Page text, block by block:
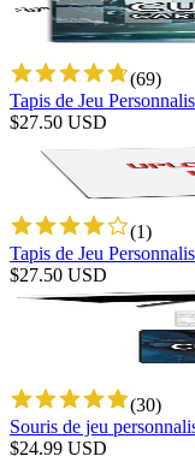
(69)
Tapis de Jeu
$27.50 USD
(1)
Tapis de Jeu
$27.50 USD
(30)
Souris de jeu
$24.99 USD